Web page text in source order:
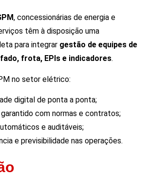
, concessionárias de energia e
têm à disposição uma
para integrar gestão de equipes de
frota, EPIs e indicadores.
no setor elétrico:
digital de ponta a ponta;
com normas e contratos;
e auditáveis;
e previsibilidade nas operações.